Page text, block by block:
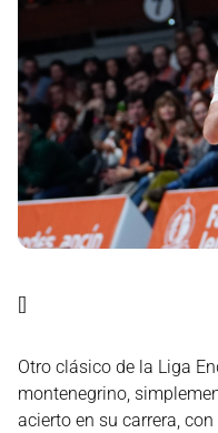
Otro clásico de la Liga
montenegrino,
acierto en su carrera,